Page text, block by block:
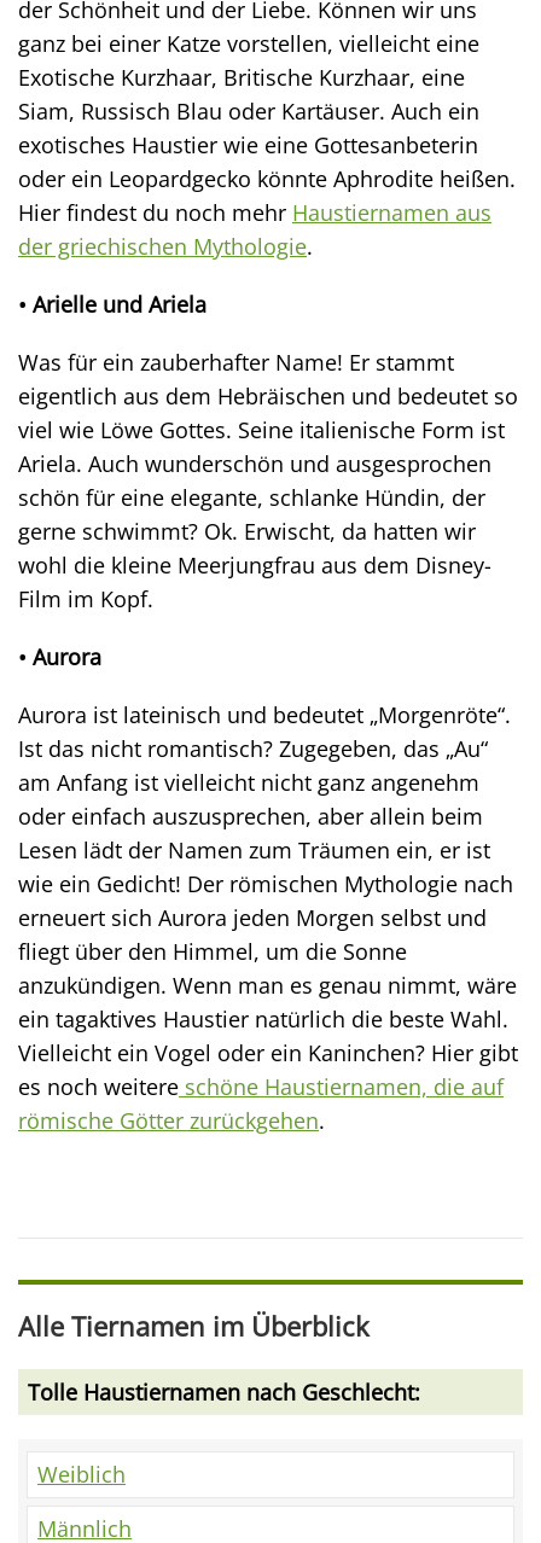
der Schönheit und der Liebe. Können wir uns
ganz bei einer Katze vorstellen, vielleicht eine
Exotische Kurzhaar, Britische Kurzhaar, eine
Siam, Russisch Blau oder Kartäuser. Auch ein
exotisches Haustier wie eine Gottesanbeterin
oder ein Leopardgecko könnte Aphrodite heißen.
Hier findest du noch mehr Haustiernamen aus
der griechischen Mythologie.
• Arielle und Ariela
Was für ein zauberhafter Name! Er stammt
eigentlich aus dem Hebräischen und bedeutet so
viel wie Löwe Gottes. Seine italienische Form ist
Ariela. Auch wunderschön und ausgesprochen
schön für eine elegante, schlanke Hündin, der
gerne schwimmt? Ok. Erwischt, da hatten wir
wohl die kleine Meerjungfrau aus dem Disney-
Film im Kopf.
• Aurora
Aurora ist lateinisch und bedeutet „Morgenröte“.
Ist das nicht romantisch? Zugegeben, das „Au“
am Anfang ist vielleicht nicht ganz angenehm
oder einfach auszusprechen, aber allein beim
Lesen lädt der Namen zum Träumen ein, er ist
wie ein Gedicht! Der römischen Mythologie nach
erneuert sich Aurora jeden Morgen selbst und
fliegt über den Himmel, um die Sonne
anzukündigen. Wenn man es genau nimmt, wäre
ein tagaktives Haustier natürlich die beste Wahl.
Vielleicht ein Vogel oder ein Kaninchen? Hier gibt
es noch weitere schöne Haustiernamen, die auf
römische Götter zurückgehen.
Alle Tiernamen im Überblick
Tolle Haustiernamen nach Geschlecht:
Weiblich
Männlich